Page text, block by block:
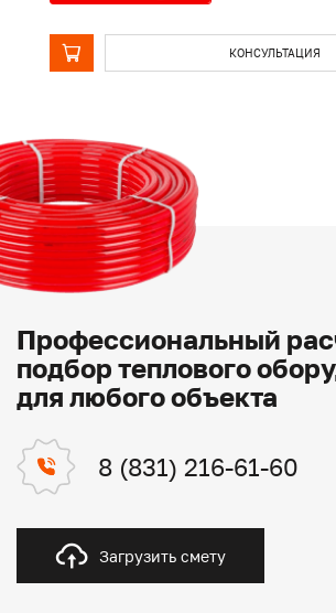
КОНСУЛЬТАЦИЯ
Профессиональный
подбор теплового
для любого объекта
8 (831) 216-61-60
Загрузить смету